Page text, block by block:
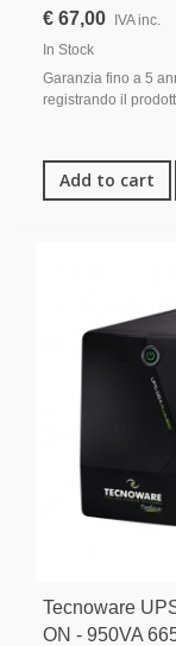
€ 67,00
IVA inc.
In Stock
Garanzia fino a 5
registrando il
Add to cart
Tecnoware
ON - 950VA